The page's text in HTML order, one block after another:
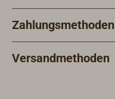
Zahlungsmethoden
Versandmethoden